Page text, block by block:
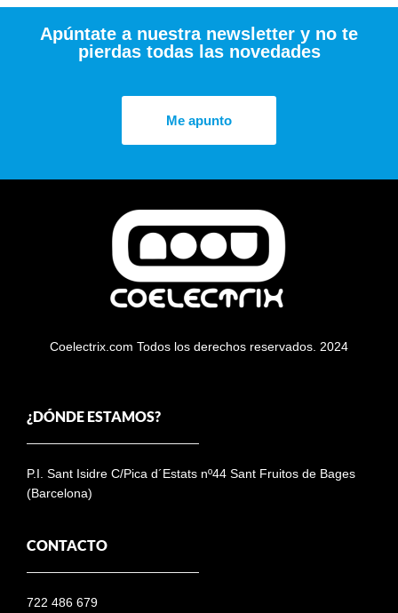
Apúntate a nuestra newsletter y no te
pierdas todas las novedades
Me apunto
Coelectrix.com Todos los derechos reservados. 2024
¿DÓNDE ESTAMOS?
P.I. Sant Isidre C/Pica d´Estats nº44 Sant Fruitos de Bages
(Barcelona)
CONTACTO
722 486 679